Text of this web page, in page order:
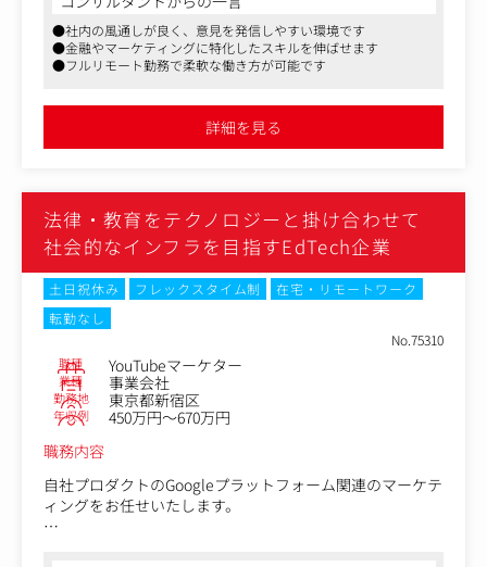
・品質管理：構成案や原稿のチェック、フィードバック
・クライアントとのコミュニケーション：フィードバック
対応、納品対応
インタビュー記事 など
営業企画部のマーケティング・ライターとして、セミナー
運営や配信コンテンツに関わる業務全般をお任せします。
＜具体的には＞
・各資料、セールスに関するライティング全般
・メルマガ、SNS投稿に関するライティング全般
・マーケティング、市場調査（世界情勢など）
ライティング業務は、セミナー集客や営業活動、SNS運営
など、事業に直結するものが中心です。
1人で進めるわけではなく、チームメンバーと協力しなが
ら制作を行っていきます。
金融に関する専門知識は、入社後に少しずつ身につけてい
ただければ問題ありません。
●社内の風通しが良く、意見を発信しやすい環境です
●金融やマーケティングに特化したスキルを伸ばせます
●フルリモート勤務で柔軟な働き方が可能です
詳細を見る
法律・教育をテクノロジーと掛け合わせて
社会的なインフラを目指すEdTech企業
土日祝休み フレックスタイム制
在宅・リモートワーク
転勤なし
No.75310
職種 YouTubeマーケター
業種 事業会社
勤務地 東京都新宿区
年収例
450万円～670万円
職務内容
自社プロダクトのGoogleプラットフォーム関連のマーケテ
ィングをお任せいたします。